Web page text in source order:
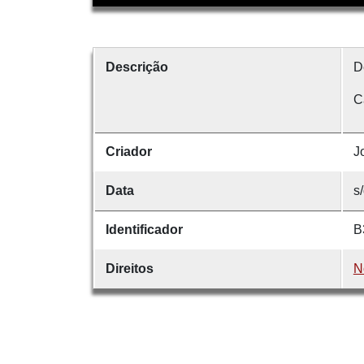
Descrição
Criador
Data
Identificador
Direitos